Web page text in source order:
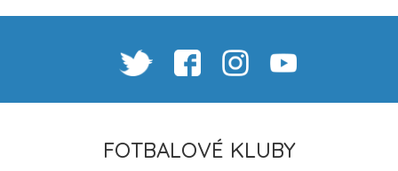
FOTBALOVÉ KLUBY